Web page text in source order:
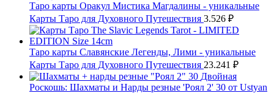
Таро карты Оракул Мистика Магдалины - уникальные
Карты Таро для Духовного Путешествия 3.526 ₽
Таро карты Славянские Легенды, Лими - уникальные
Карты Таро для Духовного Путешествия 23.241 ₽
Двойная
Роскошь: Шахматы и Нарды резные 'Роял 2' 30 от Ustyan